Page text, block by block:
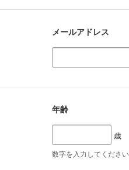
メールアドレス
年齢
歳
数字を入力してください